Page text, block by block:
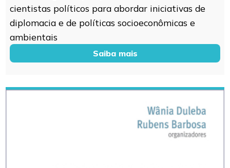
cientistas políticos para abordar iniciativas de
diplomacia e de políticas socioeconômicas e
ambientais
Saiba mais